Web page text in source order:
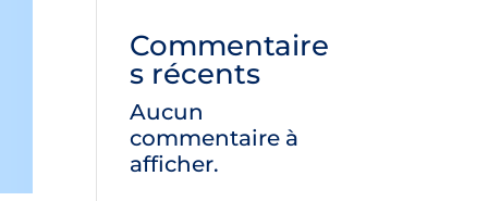
Commentaire
s récents
Aucun
commentaire à
afficher.